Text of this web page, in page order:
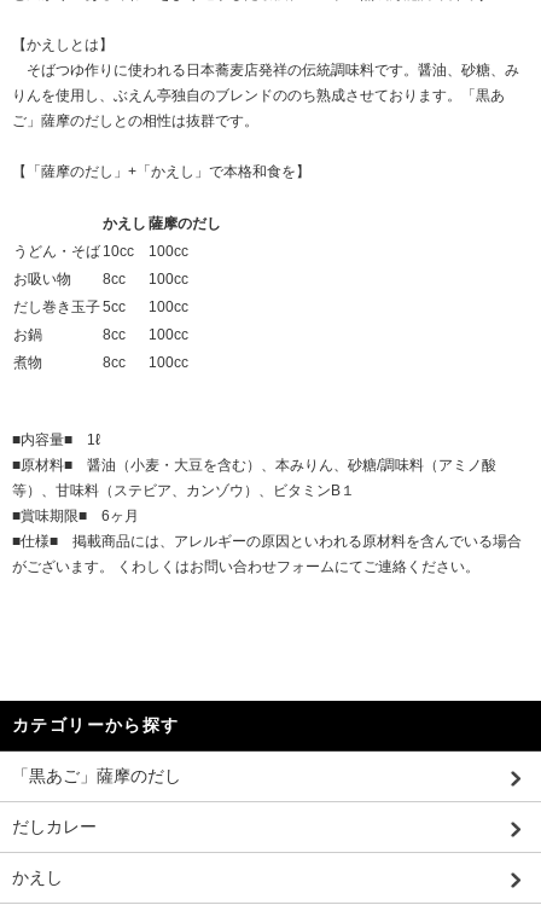
【かえしとは】
そばつゆ作りに使われる日本蕎麦店発祥の伝統調味料です。醤油、砂糖、み
りんを使用し、ぶえん亭独自のブレンドののち熟成させております。「黒あ
ご」薩摩のだしとの相性は抜群です。
【「薩摩のだし」+「かえし」で本格和食を】
かえし 薩摩のだし
うどん・そば 10cc
100cc
お吸い物
8cc
100cc
だし巻き玉子5cc
100cc
お鍋
8cc
100cc
煮物
8cc 100cc
■内容量■ 1ℓ
■原材料■ 醤油（小麦・大豆を含む）、本みりん、砂糖/調味料（アミノ酸
等）、甘味料（ステビア、カンゾウ）、ビタミンB１
■賞味期限■ 6ヶ月
■仕様■ 掲載商品には、アレルギーの原因といわれる原材料を含んでいる場合
がございます。 くわしくはお問い合わせフォームにてご連絡ください。
カテゴリーから探す
「黒あご」薩摩のだし
だしカレー
かえし